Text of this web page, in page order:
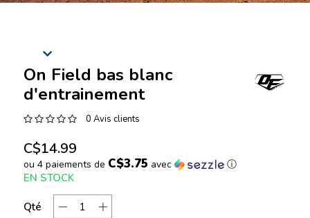
On Field bas blanc
d'entrainement
0 Avis clients
C$14.99
ou 4 paiements de C$3.75 avec ⓘ
EN STOCK
Qté